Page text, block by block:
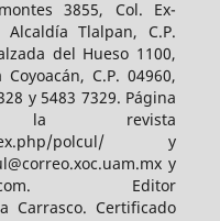
3855, Col. Ex-
Tlalpan, C.P.
del Hueso 1100,
C.P. 04960,
y 5483 7329. Página
la revista
index.php/polcul/ y
y
Editor
Carrasco. Certificado